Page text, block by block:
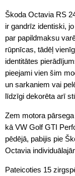
Škoda Octavia RS
ir gandrīz identiski,
par papildmaksu
rūpnīcas, tādēļ
identitātes
pieejami vien šim
un sarkaniem vai
līdzīgi dekorēta arī
Zem motora
kā VW Golf GTI
pēdējā, pabijis pie
Octavia
Pateicoties 15